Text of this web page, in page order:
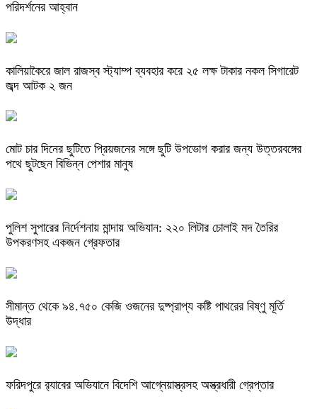
পরিদর্শনের আহ্বান
কালিয়াকৈরে জাল রাজস্ব স্ট্যাম্প ব্যবহার করে ২৫ লক্ষ টাকার নকল সিগারেট
জব্দ আটক ২ জন
মোট চার দিনের ছুটিতে প্রিয়জনের সঙ্গে ছুটি উপভোগ করার জন্য উত্তরবঙ্গের
পথে ছুটছেন বিভিন্ন পেশার মানুষ
পুলিশ সুপারের নির্দেশনায় মান্দায় অভিযান: ২২০ লিটার চোলাই মদ তৈরির
উপকরণসহ একজন গ্রেফতার
সীমান্ত থেকে ৯৪.৭৫০ কেজি ওজনের দুষ্প্রাপ্য কষ্টি পাথরের বিষ্ণু মূর্তি
উদ্ধার
ফরিদপুরে র‌্যাবের অভিযানে বিদেশি আগ্নেয়াস্ত্রসহ অস্ত্রধারী গ্রেপ্তার